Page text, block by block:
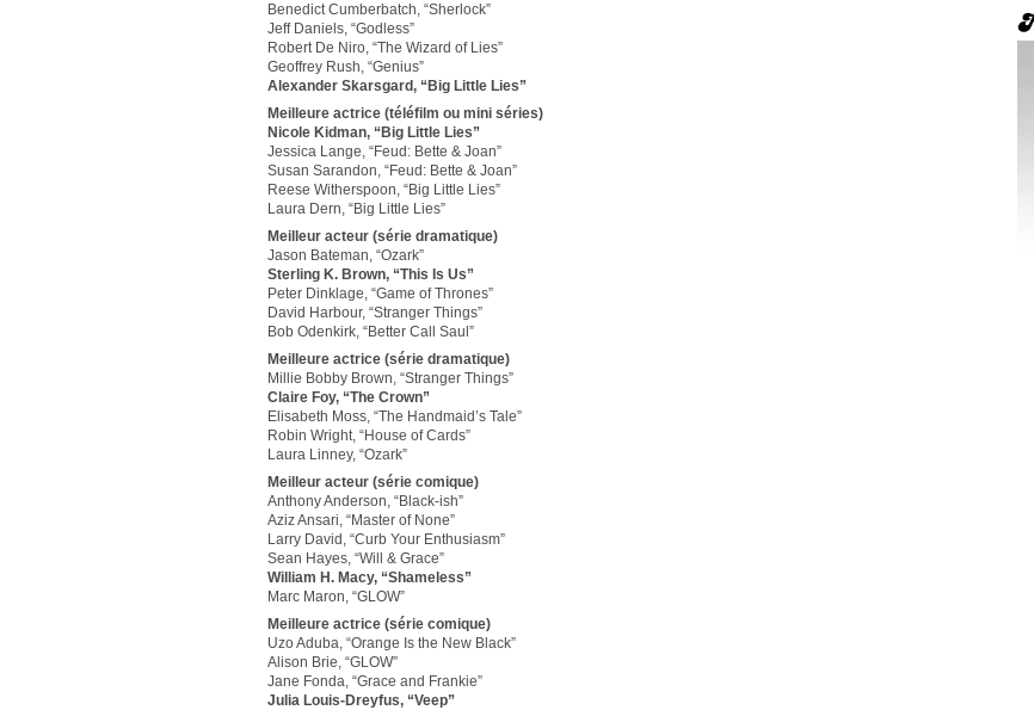
Benedict Cumberbatch, “Sherlock”
Jeff Daniels, “Godless”
Robert De Niro, “The Wizard of Lies”
Geoffrey Rush, “Genius”
Alexander Skarsgard, “Big Little Lies”
Meilleure actrice (téléfilm ou mini séries)
Nicole Kidman, “Big Little Lies”
Jessica Lange, “Feud: Bette & Joan”
Susan Sarandon, “Feud: Bette & Joan”
Reese Witherspoon, “Big Little Lies”
Laura Dern, “Big Little Lies”
Meilleur acteur (série dramatique)
Jason Bateman, “Ozark”
Sterling K. Brown, “This Is Us”
Peter Dinklage, “Game of Thrones”
David Harbour, “Stranger Things”
Bob Odenkirk, “Better Call Saul”
Meilleure actrice (série dramatique)
Millie Bobby Brown, “Stranger Things”
Claire Foy, “The Crown”
Elisabeth Moss, “The Handmaid’s Tale”
Robin Wright, “House of Cards”
Laura Linney, “Ozark”
Meilleur acteur (série comique)
Anthony Anderson, “Black-ish”
Aziz Ansari, “Master of None”
Larry David, “Curb Your Enthusiasm”
Sean Hayes, “Will & Grace”
William H. Macy, “Shameless”
Marc Maron, “GLOW”
Meilleure actrice (série comique)
Uzo Aduba, “Orange Is the New Black”
Alison Brie, “GLOW”
Jane Fonda, “Grace and Frankie”
Julia Louis-Dreyfus, “Veep”